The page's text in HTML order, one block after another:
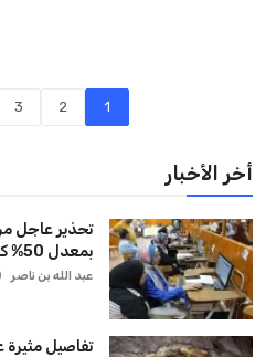
1
2
3
أخر الأخبار
تحذير عاجل
بمعدل 50% كارثة تلوح في الأفق للمنظومة...
عبد الله بن ناصر
تفاصيل